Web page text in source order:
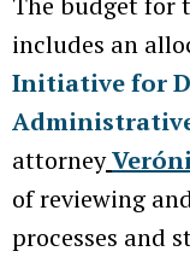
includes an
Initiative for
attorney
of reviewing
processes and